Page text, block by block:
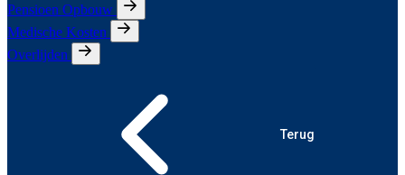
Pensioen Opbouw
Medische Kosten
Overlijden
Terug